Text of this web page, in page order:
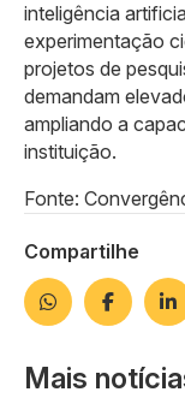
inteligência
experimentação
projetos de
demandam
ampliando a
instituição.
Fonte:
Compartilhe
Mais